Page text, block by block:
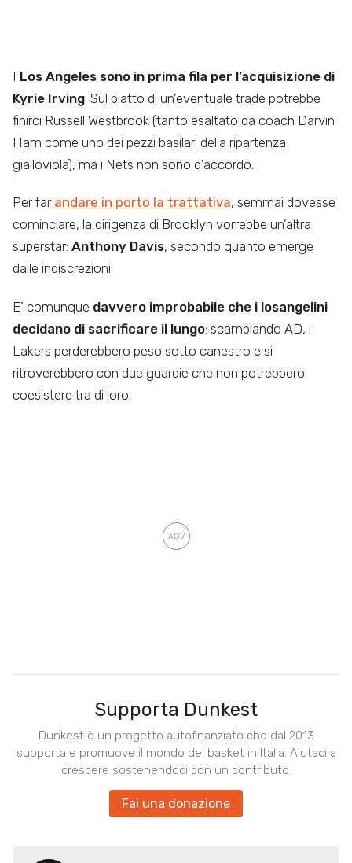
I Los Angeles sono in prima fila per l’acquisizione di
Kyrie Irving . Sul piatto di un’eventuale trade potrebbe
finirci Russell Westbrook (tanto esaltato da coach Darvin
Ham come uno dei pezzi basilari della ripartenza
gialloviola), ma i Nets non sono d’accordo.
Per far andare in porto la trattativa, semmai dovesse
cominciare, la dirigenza di Brooklyn vorrebbe un’altra
superstar: Anthony Davis, secondo quanto emerge
dalle indiscrezioni.
E’ comunque davvero improbabile che i losangelini
decidano di sacrificare il lungo: scambiando AD, i
Lakers perderebbero peso sotto canestro e si
ritroverebbero con due guardie che non potrebbero
coesistere tra di loro.
Supporta Dunkest
Dunkest è un progetto autofinanziato che dal 2013
supporta e promuove il mondo del basket in Italia. Aiutaci a
crescere sostenendoci con un contributo.
Fai una donazione